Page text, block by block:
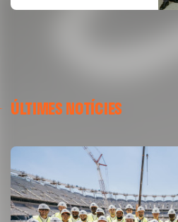
ÚLTIMES NOTÍCIES